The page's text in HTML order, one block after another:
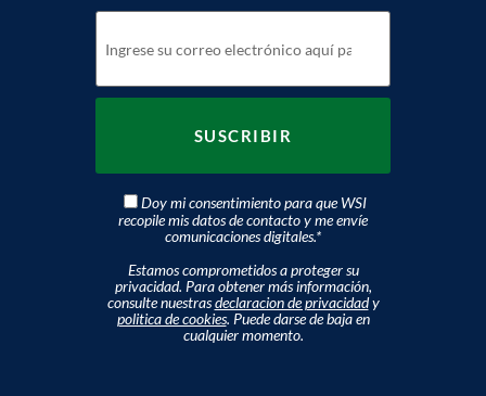
Doy mi consentimiento para que WSI
recopile mis datos de contacto y me envíe
comunicaciones digitales.*
Estamos comprometidos a proteger su
privacidad. Para obtener más información,
consulte nuestrasdeclaracion de privacidady
politica de cookies. Puede darse de baja en
cualquier momento.